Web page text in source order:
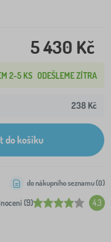
5 430 Kč
2-5 KS ODEŠLEME ZÍTRA
238 Kč
do košíku
(9) 4.3
do nákupního seznamu (0)